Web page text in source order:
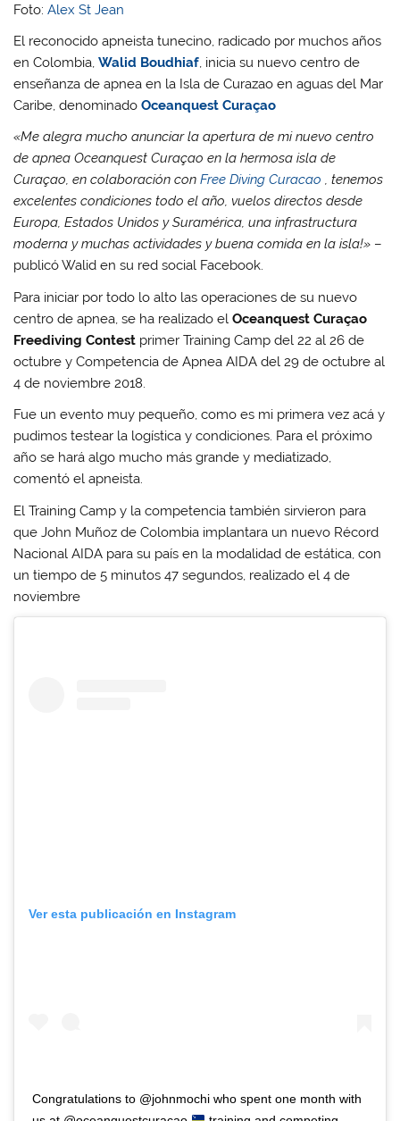
Foto:Alex St Jean
El reconocido apneista tunecino, radicado por muchos años
en Colombia,Walid Boudhiaf, inicia su nuevo centro de
enseñanza de apnea en la Isla de Curazao en aguas del Mar
Caribe, denominadoOceanquest Curaçao
«Me alegra mucho anunciar la apertura de mi nuevo centro
de apnea Oceanquest Curaçao en la hermosa isla de
Curaçao, en colaboración conFree Diving Curacao , tenemos
excelentes condiciones todo el año, vuelos directos desde
Europa, Estados Unidos y Suramérica, una infrastructura
moderna y muchas actividades y buena comida en la isla!» –
publicó Walid en su red social Facebook.
Para iniciar por todo lo alto las operaciones de su nuevo
centro de apnea, se ha realizado elOceanquest Curaçao
Freediving Contest primer Training Camp del 22 al 26 de
octubre y Competencia de Apnea AIDA del 29 de octubre al
4 de noviembre 2018.
Fue un evento muy pequeño, como es mi primera vez acá y
pudimos testear la logística y condiciones. Para el próximo
año se hará algo mucho más grande y mediatizado,
comentó el apneista.
El Training Camp y la competencia también sirvieron para
que John Muñoz de Colombia implantara un nuevo Récord
Nacional AIDA para su país en la modalidad de estática, con
un tiempo de 5 minutos 47 segundos, realizado el 4 de
noviembre
Ver esta publicación en Instagram
Congratulations to @johnmochi who spent one month with